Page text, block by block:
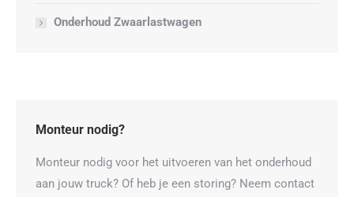
Onderhoud Zwaarlastwagen
Monteur nodig?
Monteur nodig voor het uitvoeren van het onderhoud
aan jouw truck? Of heb je een storing? Neem contact